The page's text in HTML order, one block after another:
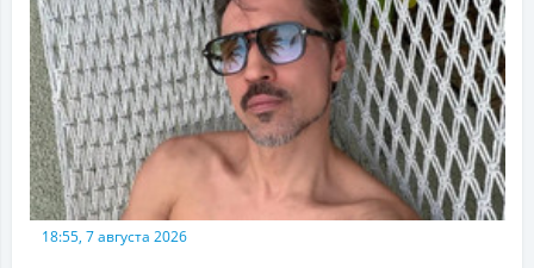
18:55, 7 августа 2026